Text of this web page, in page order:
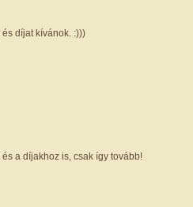
díjat kívánok. :)))
a díjakhoz is, csak így tovább!